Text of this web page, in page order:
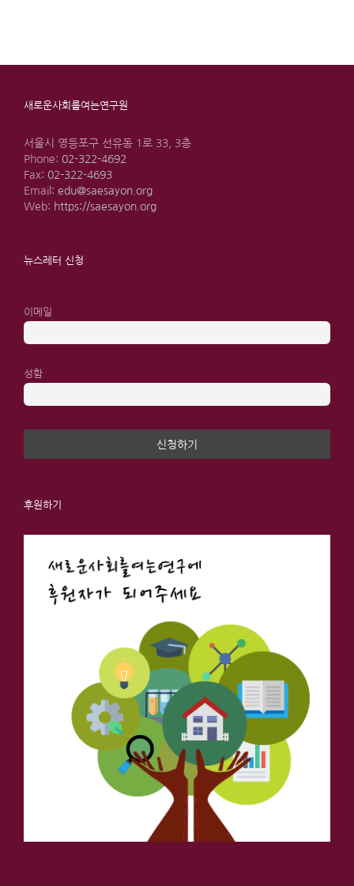
새로운사회를여는연구원
서울시 영등포구 선유동 1로 33, 3층
Phone: 02-322-4692
Fax: 02-322-4693
Email: edu@saesayon.org
Web: https://saesayon.org
뉴스레터 신청
이메일
성함
후원하기